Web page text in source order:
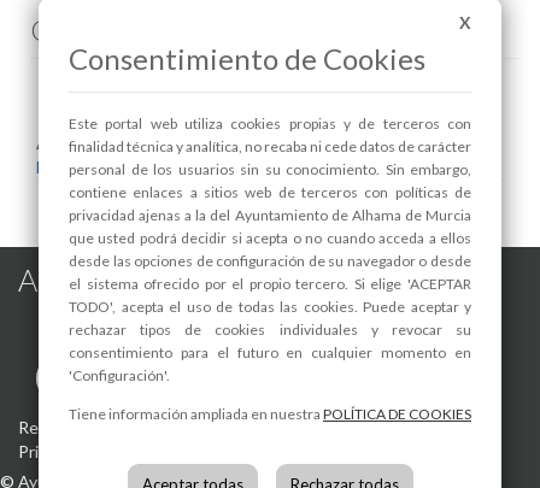
Comenta esta noticia en Facebook
Areas relacionadas:
Educación
Alhama de Murcia en las Redes
Registro de actividades de tratamiento -Aviso Legal-Política de
Privacidad
© Ayuntamiento de Alhama de Murcia
X
Consentimiento de Cookies
Este portal web utiliza cookies propias y de terceros con
finalidad técnica y analítica, no recaba ni cede datos de carácter
personal de los usuarios sin su conocimiento. Sin embargo,
contiene enlaces a sitios web de terceros con políticas de
privacidad ajenas a la del Ayuntamiento de Alhama de Murcia
que usted podrá decidir si acepta o no cuando acceda a ellos
desde las opciones de configuración de su navegador o desde
el sistema ofrecido por el propio tercero. Si elige 'ACEPTAR
TODO', acepta el uso de todas las cookies. Puede aceptar y
rechazar tipos de cookies individuales y revocar su
consentimiento para el futuro en cualquier momento en
'Configuración'.
Tiene información ampliada en nuestra POLÍTICA DE COOKIES